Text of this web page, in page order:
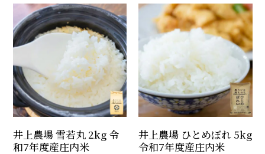
井上農場 雪若丸 2kg 令
和7年度産庄内米
井上農場 ひとめぼれ 5kg
令和7年度産庄内米